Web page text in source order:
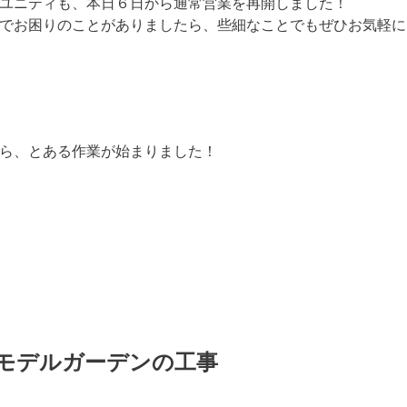
ニティも、本日６日から通常営業を再開しました！
お困りのことがありましたら、些細なことでもぜひお気軽に
、とある作業が始まりました！
デルガーデンの工事